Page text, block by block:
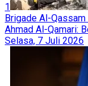
1
Brigade Al-Qassam
Ahmad Al-Qamari:
Selasa, 7 Juli 2026